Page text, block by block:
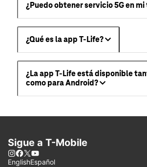
¿Puedo obtener servicio 5G en
¿Qué es la app T-Life?
¿La app T-Life está disponible
como para Android?